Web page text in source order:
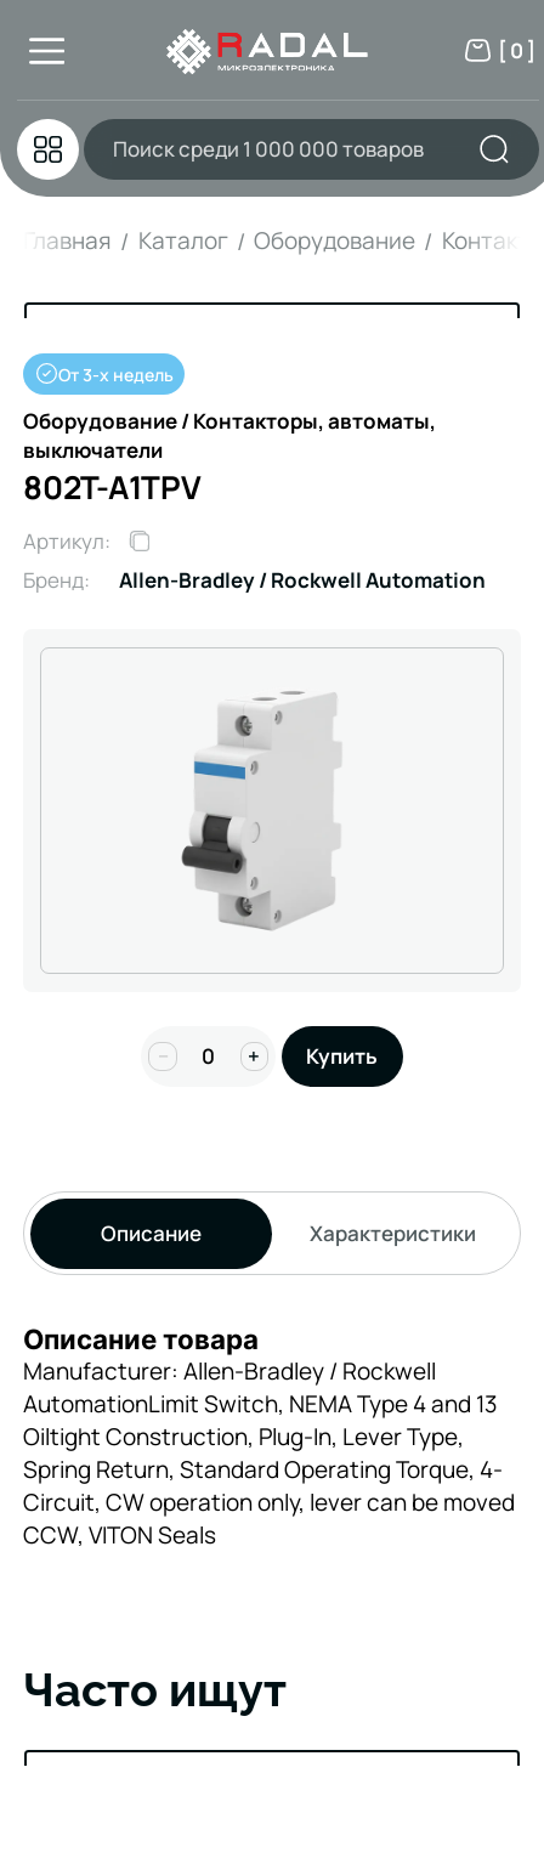
[ 0 ]
Главная Каталог Оборудование
От 3-х недель
Оборудование / Контакторы, автоматы,
выключатели
802T-A1TPV
Артикул:
Бренд:
Allen-Bradley / Rockwell Automation
− + Купить
Описание Характеристики
Описание товара
Manufacturer: Allen-Bradley / Rockwell
AutomationLimit Switch, NEMA Type 4 and 13
Oiltight Construction, Plug-In, Lever Type,
Spring Return, Standard Operating Torque, 4-
Circuit, CW operation only, lever can be moved
CCW, VITON Seals
Часто ищут